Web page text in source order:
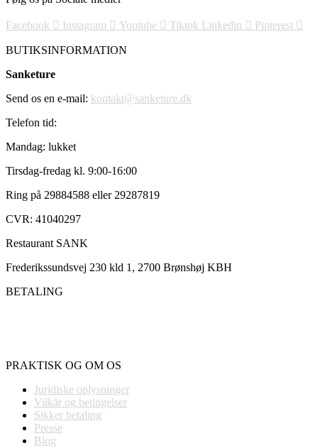
Facebook Instagram Youtube Tiktok Linkedin Pinterest
BUTIKSINFORMATION
Sanketure
Send os en e-mail: kontakt@sanketure.dk
Telefon tid:
Mandag: lukket
Tirsdag-fredag kl. 9:00-16:00
Ring på 29884588 eller 29287819
CVR: 41040297
Restaurant SANK
Frederikssundsvej 230 kld 1, 2700 Brønshøj KBH
BETALING
PRAKTISK OG OM OS
Juridiske oplysninger
Vilkår og betingelser
Sikker betaling
Presse
Blog